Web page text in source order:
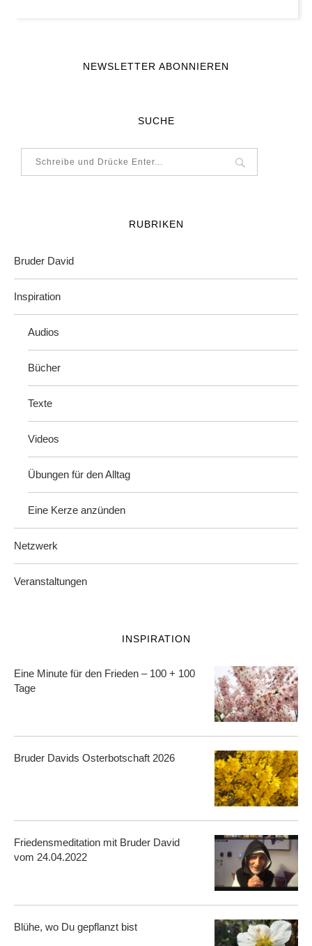
NEWSLETTER ABONNIEREN
SUCHE
RUBRIKEN
Bruder David
Inspiration
Audios
Bücher
Texte
Videos
Übungen für den Alltag
Eine Kerze anzünden
Netzwerk
Veranstaltungen
INSPIRATION
Eine Minute für den Frieden – 100 + 100
Tage
Bruder Davids Osterbotschaft 2026
Friedensmeditation mit Bruder David
vom 24.04.2022
Blühe, wo Du gepflanzt bist